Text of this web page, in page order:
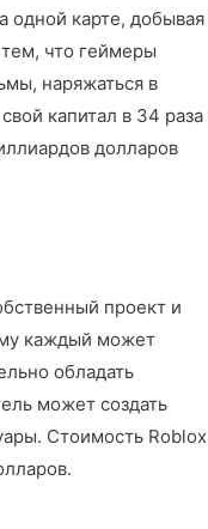
одной карте, добывая
что геймеры
наряжаться в
капитал в 34 раза
долларов
проект и
каждый может
обладать
может создать
Стоимость Roblox